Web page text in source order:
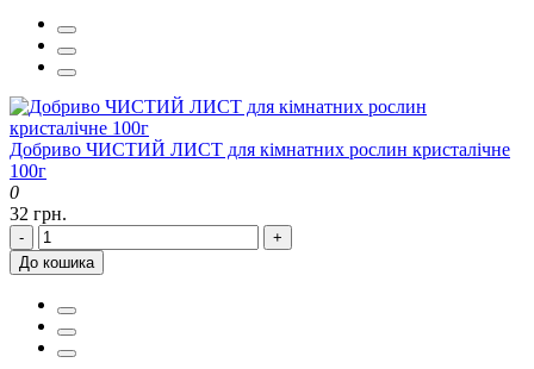
Добриво ЧИСТИЙ ЛИСТ для кімнатних рослин кристалічне
100г
0
32 грн.
-
+
До кошика